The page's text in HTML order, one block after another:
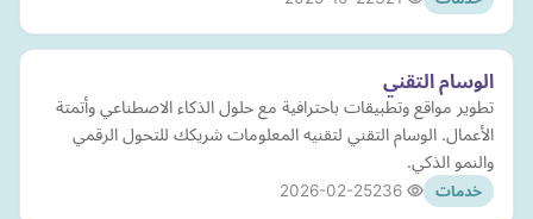
الوسام التقني
تطوير مواقع وتطبيقات باحترافية مع حلول الذكاء الاصطناعي وأتمتة
الأعمال. الوسام التقني لتقنيه المعلومات شريكك للتحول الرقمي
والنمو الذكي.
خدمات 2026-02-25